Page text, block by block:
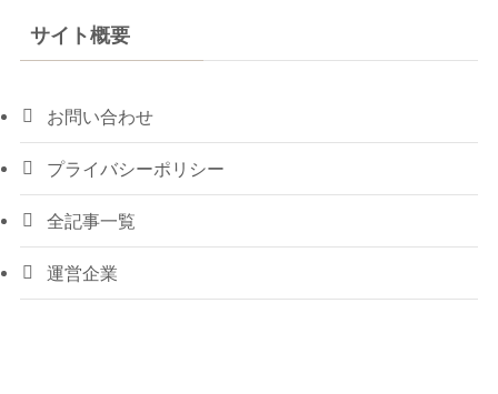
サイト概要
お問い合わせ
プライバシーポリシー
全記事一覧
運営企業